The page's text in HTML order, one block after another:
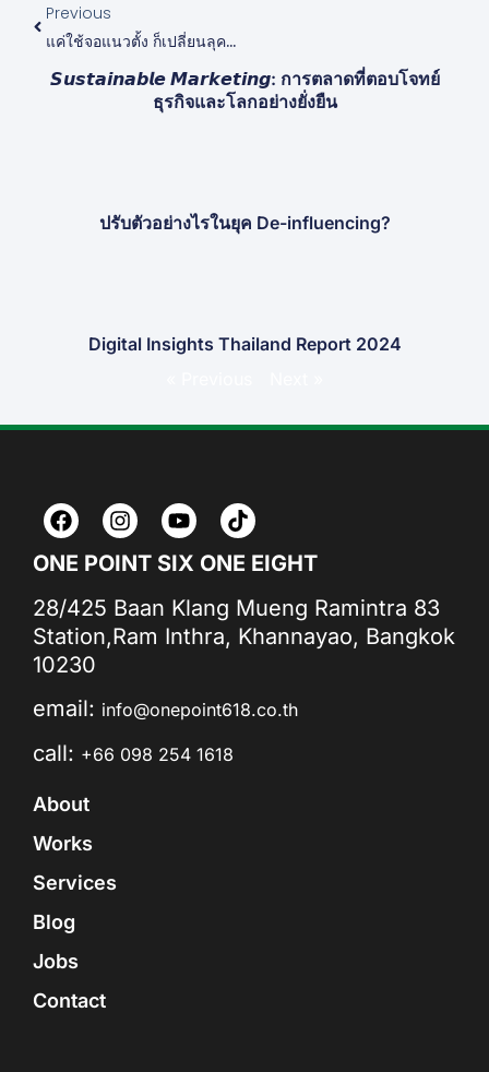
Previous
แค่ใช้จอแนวตั้ง ก็เปลี่ยนลุคธุรกิจให้ปังได้
𝙎𝙪𝙨𝙩𝙖𝙞𝙣𝙖𝙗𝙡𝙚 𝙈𝙖𝙧𝙠𝙚𝙩𝙞𝙣𝙜: การตลาดที่ตอบโจทย์
ธุรกิจและโลกอย่างยั่งยืน
ปรับตัวอย่างไรในยุค De-influencing?
Digital Insights Thailand Report 2024
ONE POINT SIX ONE EIGHT
28/425 Baan Klang Mueng Ramintra 83
Station,Ram Inthra, Khannayao, Bangkok
10230
email: info@onepoint618.co.th
call: +66 098 254 1618
About
Works
Services
Blog
Jobs
Contact